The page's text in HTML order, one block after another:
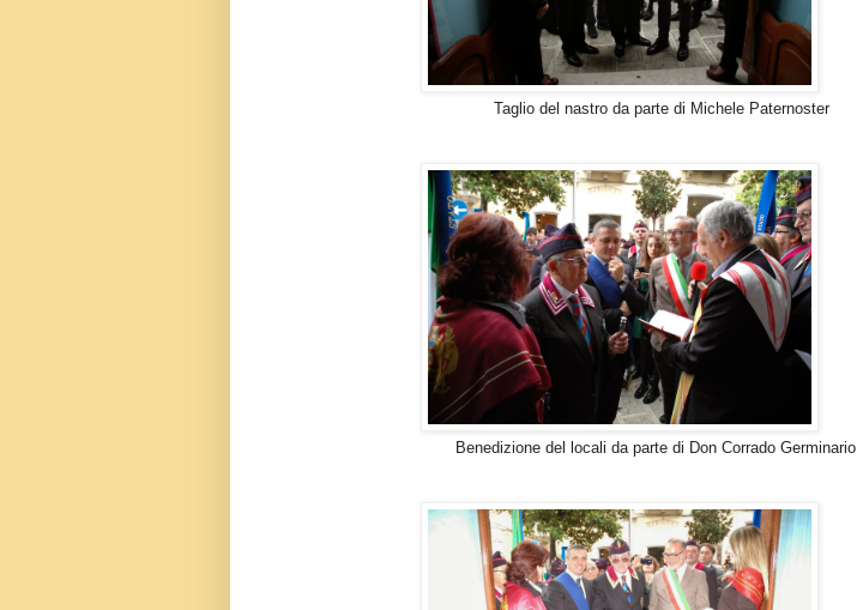
Taglio del nastro da parte di Michele Paternoster
Benedizione del locali da parte di Don Corrado Germinario